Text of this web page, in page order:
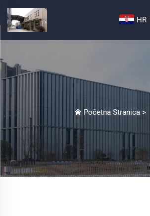
HR
Početna Stranica>